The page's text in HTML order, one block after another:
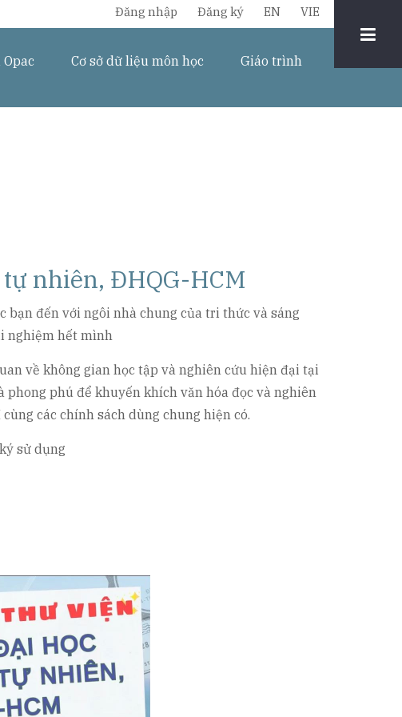
Chuyển
ngôn
ngữ
Đăng nhập Đăng ký EN VIE
Cơ sở dữ liệu môn học Giáo trình
nhiên, ĐHQG-HCM
bạn đến với ngôi nhà chung của tri thức và sáng
nghiệm hết mình
về không gian học tập và nghiên cứu hiện đại tại
phú để khuyến khích văn hóa đọc và nghiên
các chính sách dùng chung hiện có.
sử dụng